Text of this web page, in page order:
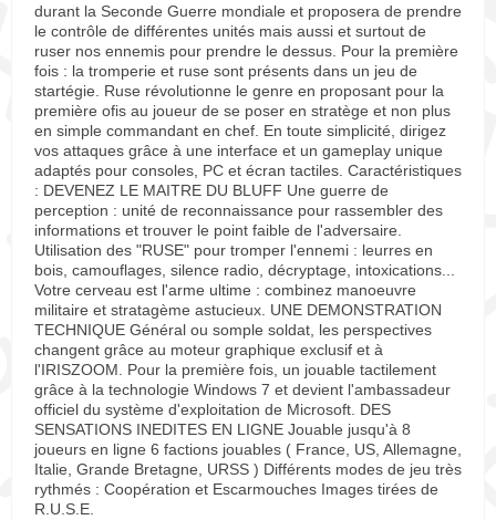
durant la Seconde Guerre mondiale et proposera de prendre
le contrôle de différentes unités mais aussi et surtout de
ruser nos ennemis pour prendre le dessus. Pour la première
fois : la tromperie et ruse sont présents dans un jeu de
startégie. Ruse révolutionne le genre en proposant pour la
première ofis au joueur de se poser en stratège et non plus
en simple commandant en chef. En toute simplicité, dirigez
vos attaques grâce à une interface et un gameplay unique
adaptés pour consoles, PC et écran tactiles. Caractéristiques
: DEVENEZ LE MAITRE DU BLUFF Une guerre de
perception : unité de reconnaissance pour rassembler des
informations et trouver le point faible de l'adversaire.
Utilisation des "RUSE" pour tromper l'ennemi : leurres en
bois, camouflages, silence radio, décryptage, intoxications...
Votre cerveau est l'arme ultime : combinez manoeuvre
militaire et stratagème astucieux. UNE DEMONSTRATION
TECHNIQUE Général ou somple soldat, les perspectives
changent grâce au moteur graphique exclusif et à
l'IRISZOOM. Pour la première fois, un jouable tactilement
grâce à la technologie Windows 7 et devient l'ambassadeur
officiel du système d'exploitation de Microsoft. DES
SENSATIONS INEDITES EN LIGNE Jouable jusqu'à 8
joueurs en ligne 6 factions jouables ( France, US, Allemagne,
Italie, Grande Bretagne, URSS ) Différents modes de jeu très
rythmés : Coopération et Escarmouches Images tirées de
R.U.S.E.